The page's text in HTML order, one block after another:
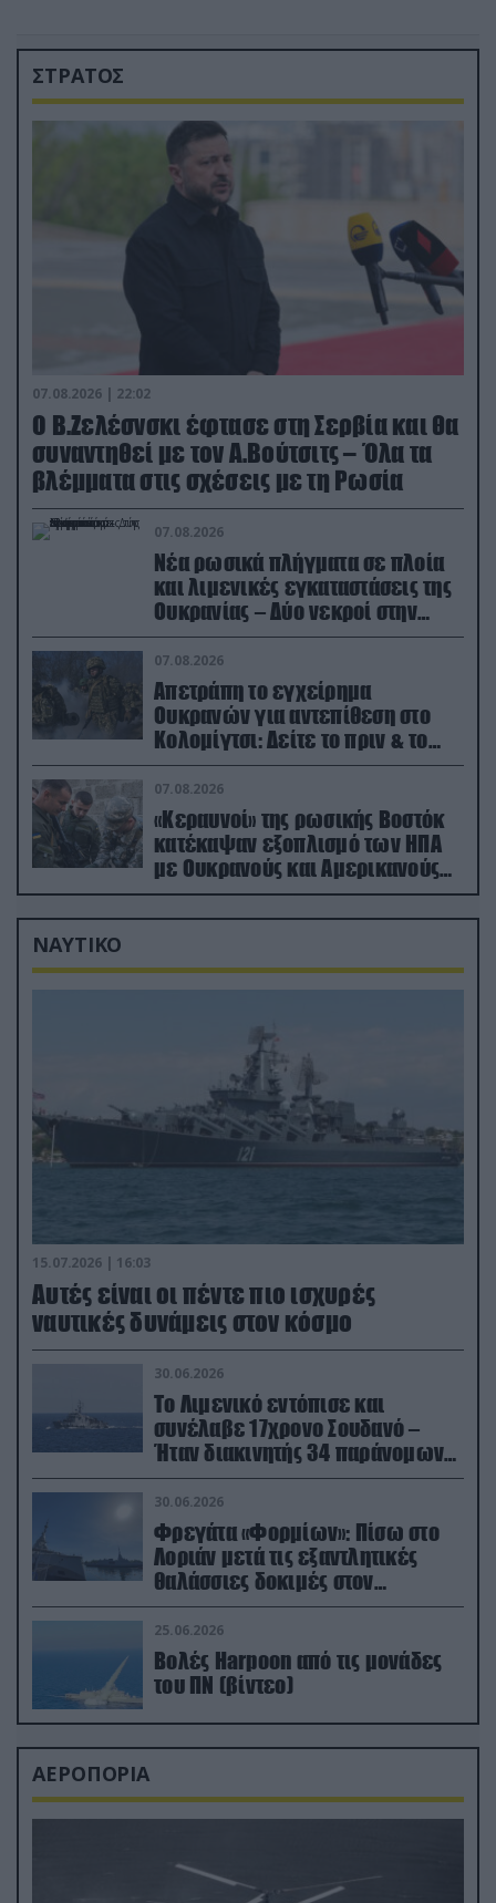
ΣΤΡΑΤΟΣ
07.08.2026 | 22:02
Ο Β.Ζελέσνσκι έφτασε στη Σερβία και θα
συναντηθεί με τον Α.Βούτσιτς – Όλα τα
βλέμματα στις σχέσεις με τη Ρωσία
07.08.2026
Νέα ρωσικά πλήγματα σε πλοία
και λιμενικές εγκαταστάσεις της
Ουκρανίας – Δύο νεκροί στην
Κριμαία
07.08.2026
Απετράπη το εγχείρημα
Ουκρανών για αντεπίθεση στο
Κολομίγτσι: Δείτε το πριν & το
μετά της προσπάθειάς τους
(βίντεο)
07.08.2026
«Κεραυνοί» της ρωσικής Βοστόκ
κατέκαψαν εξοπλισμό των ΗΠΑ
με Ουκρανούς και Αμερικανούς
μισθοφόρους – Δείτε βίντεο
ΝΑΥΤΙΚΟ
15.07.2026 | 16:03
Aυτές είναι οι πέντε πιο ισχυρές
ναυτικές δυνάμεις στον κόσμο
30.06.2026
Το Λιμενικό εντόπισε και
συνέλαβε 17χρονο Σουδανό –
Ήταν διακινητής 34 παράνομων
μεταναστών
30.06.2026
Φρεγάτα «Φορμίων»: Πίσω στο
Λοριάν μετά τις εξαντλητικές
θαλάσσιες δοκιμές στον
απαιτητικό Βισκαϊκό
25.06.2026
Βολές Harpoon από τις μονάδες
του ΠΝ (βίντεο)
ΑΕΡΟΠΟΡΙΑ